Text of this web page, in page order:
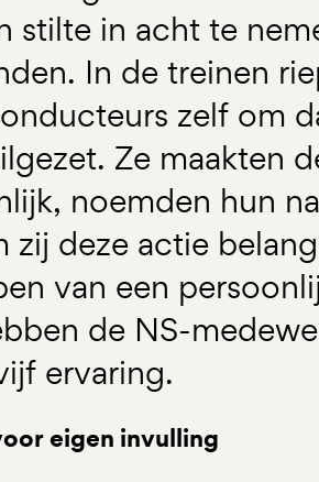
stilte in acht te
In de treinen
zelf om
Ze maakten
noemden hun
zij deze actie
van een
de NS-
ervaring.
eigen invulling